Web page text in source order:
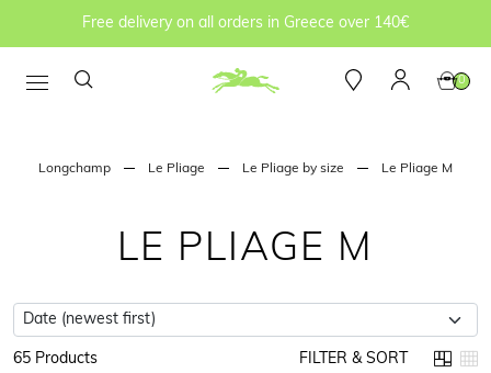
Free delivery on all orders in Greece over 140€
0
Longchamp Le Pliage Le Pliage by size Le Pliage M
LE PLIAGE M
65 Products FILTER & SORT